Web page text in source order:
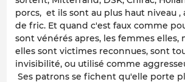
porcs, et ils sont au plus haut niveau ,
de fric. Et quand c'est faux comme
sont vénérés apres, les femmes elles,
elles sont victimes reconnues, sont
invisibilité, ou utilisé comme
Ses patrons se fichent qu'elle porte